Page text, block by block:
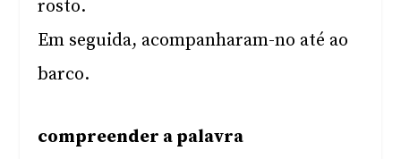
rosto.
Em seguida, acompanharam-no até ao
barco.
compreender a palavra